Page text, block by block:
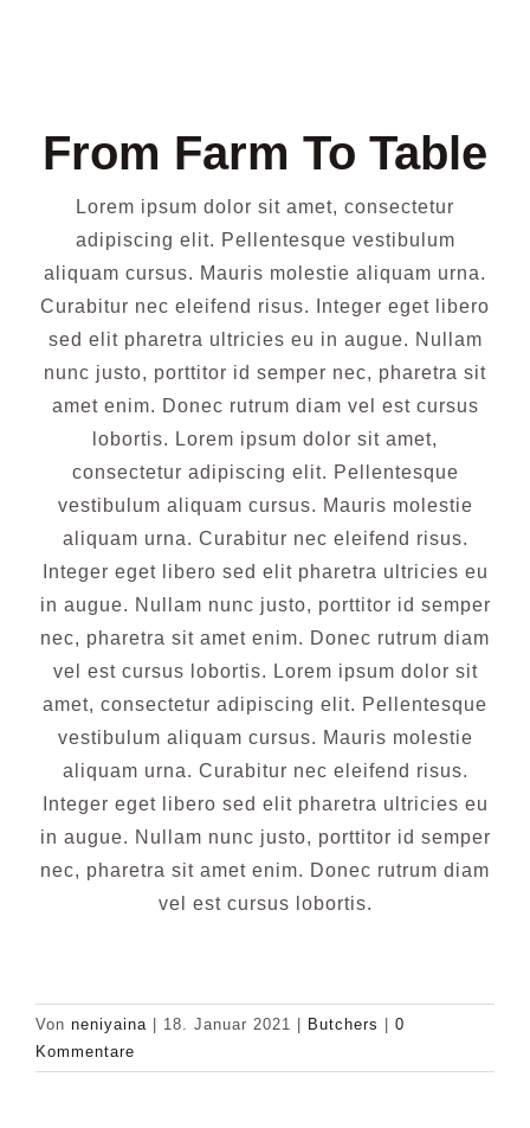
From Farm To Table
Lorem ipsum dolor sit amet, consectetur
adipiscing elit. Pellentesque vestibulum
aliquam cursus. Mauris molestie aliquam urna.
Curabitur nec eleifend risus. Integer eget libero
sed elit pharetra ultricies eu in augue. Nullam
nunc justo, porttitor id semper nec, pharetra sit
amet enim. Donec rutrum diam vel est cursus
lobortis. Lorem ipsum dolor sit amet,
consectetur adipiscing elit. Pellentesque
vestibulum aliquam cursus. Mauris molestie
aliquam urna. Curabitur nec eleifend risus.
Integer eget libero sed elit pharetra ultricies eu
in augue. Nullam nunc justo, porttitor id semper
nec, pharetra sit amet enim. Donec rutrum diam
vel est cursus lobortis. Lorem ipsum dolor sit
amet, consectetur adipiscing elit. Pellentesque
vestibulum aliquam cursus. Mauris molestie
aliquam urna. Curabitur nec eleifend risus.
Integer eget libero sed elit pharetra ultricies eu
in augue. Nullam nunc justo, porttitor id semper
nec, pharetra sit amet enim. Donec rutrum diam
vel est cursus lobortis.
Von neniyaina 18. Januar 2021 Butchers
0
Kommentare